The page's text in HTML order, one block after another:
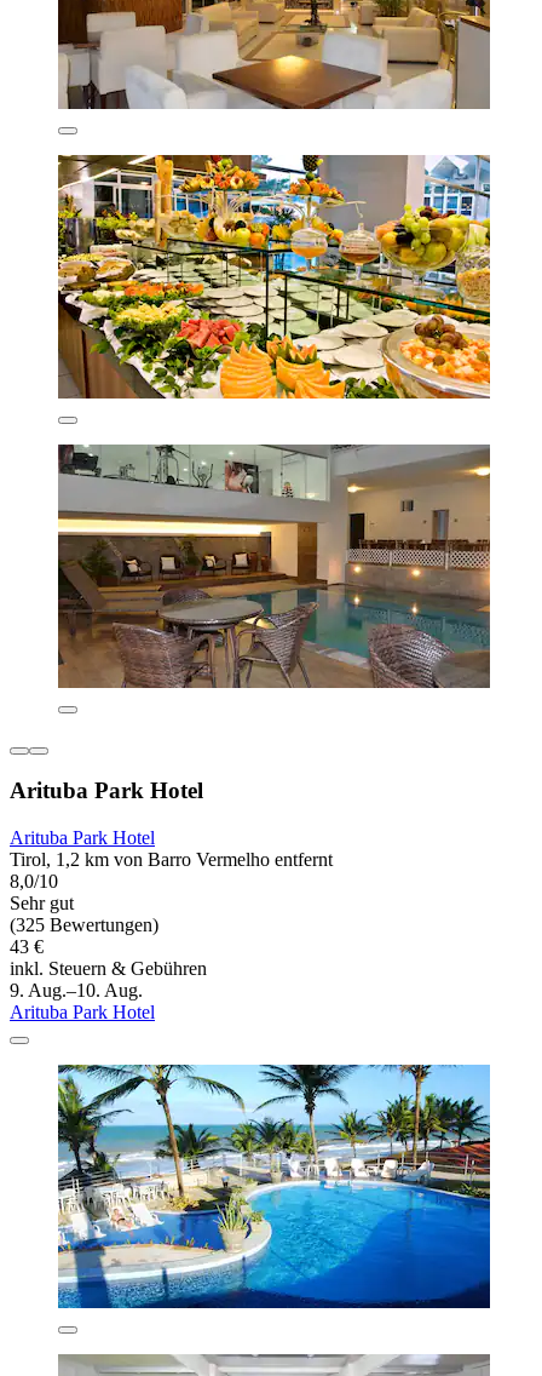
Arituba Park Hotel
Arituba Park Hotel
Tirol, 1,2 km von Barro Vermelho entfernt
8,0/10
Sehr gut
(325 Bewertungen)
43 €
inkl. Steuern & Gebühren
9. Aug.–10. Aug.
Arituba Park Hotel